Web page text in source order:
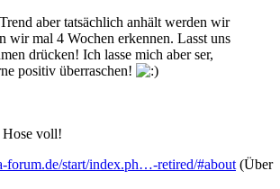
aber tatsächlich anhält werden wir
wir mal 4 Wochen erkennen. Lasst uns
drücken! Ich lasse mich aber ser,
positiv überraschen!
Hose voll!
forum.de/start/index.ph…-retired/#about (Über